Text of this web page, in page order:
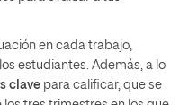
en cada trabajo,
estudiantes. Además, a lo
clave para calificar, que se